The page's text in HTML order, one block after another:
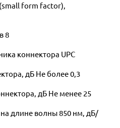
(small form factor),
8
коннектора UPC
дБ Не более 0,3
дБ Не менее 25
длине волны 850 нм, дБ/